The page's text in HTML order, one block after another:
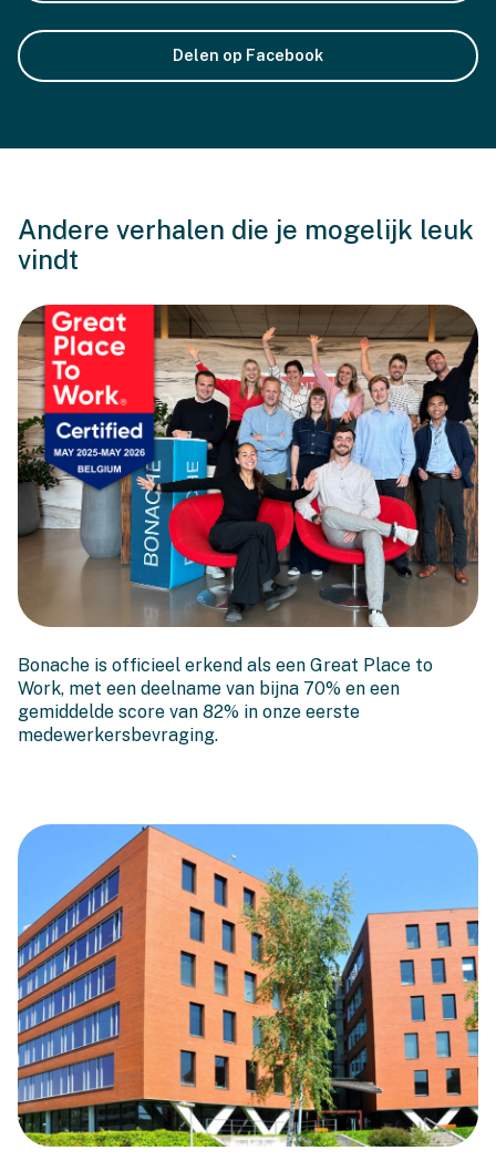
Delen op Facebook
Andere verhalen die je mogelijk leuk
vindt
Great Place to Work!
Bonache is officieel erkend als een Great Place to
Work, met een deelname van bijna 70% en een
gemiddelde score van 82% in onze eerste
medewerkersbevraging.